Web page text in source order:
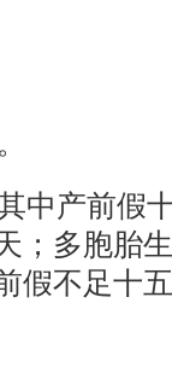
中产前假
；多胞胎
假不足十